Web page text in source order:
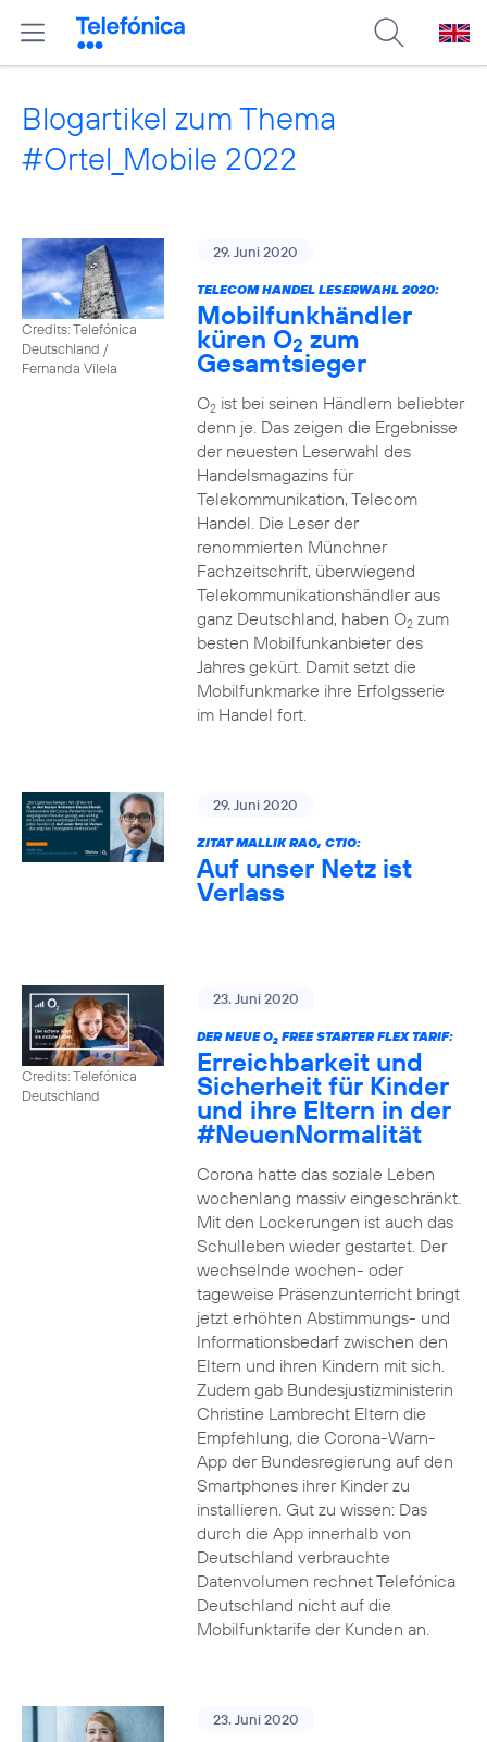
Blogartikel zum Thema
#Ortel_Mobile 2022
Credits: Telefónica
Deutschland /
Fernanda Vilela
29. Juni 2020
TELECOM HANDEL LESERWAHL 2020:
Mobilfunkhändler
küren O2 zum
Gesamtsieger
O2ist bei seinen Händlern beliebter
denn je. Das zeigen die Ergebnisse
der neuesten Leserwahl des
Handelsmagazins für
Telekommunikation, Telecom
Handel. Die Leser der
renommierten Münchner
Fachzeitschrift, überwiegend
Telekommunikationshändler aus
ganz Deutschland, haben O2zum
besten Mobilfunkanbieter des
Jahres gekürt. Damit setzt die
Mobilfunkmarke ihre Erfolgsserie
im Handel fort.
29. Juni 2020
ZITAT MALLIK RAO, CTIO:
Auf unser Netz ist
Verlass
Credits: Telefónica
Deutschland
23. Juni 2020
DER NEUE O2FREE STARTER FLEX TARIF:
Erreichbarkeit und
Sicherheit für Kinder
und ihre Eltern in der
#NeuenNormalität
Corona hatte das soziale Leben
wochenlang massiv eingeschränkt.
Mit den Lockerungen ist auch das
Schulleben wieder gestartet. Der
wechselnde wochen- oder
tageweise Präsenzunterricht bringt
jetzt erhöhten Abstimmungs- und
Informationsbedarf zwischen den
Eltern und ihren Kindern mit sich.
Zudem gab Bundesjustizministerin
Christine Lambrecht Eltern die
Empfehlung, die Corona-Warn-
App der Bundesregierung auf den
Smartphones ihrer Kinder zu
installieren. Gut zu wissen: Das
durch die App innerhalb von
Deutschland verbrauchte
Datenvolumen rechnet Telefónica
Deutschland nicht auf die
Mobilfunktarife der Kunden an.
23. Juni 2020